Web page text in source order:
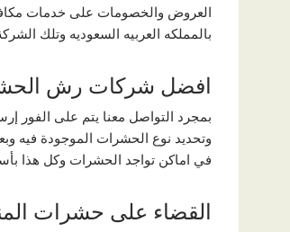
العروض والخصومات على خدمات
بالمملكه العربيه السعوديه وتلك
افضل شركات رش
بمجرد التواصل معنا يتم على الفور
وتحديد نوع الحشرات الموجودة فيه
في اماكن تواجد الحشرات وكل هذا
القضاء على حشرات